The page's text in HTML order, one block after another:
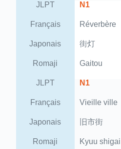
JLPT N1
Français Réverbère
Japonais 街灯
Romaji Gaitou
JLPT N1
Français Vieille ville
Japonais 旧市街
Romaji Kyuu shigai